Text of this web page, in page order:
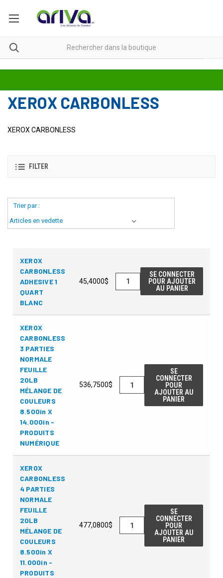
XEROX CARBONLESS
XEROX CARBONLESS
FILTER
Trier par :
XEROX
CARBONLESS
ADHESIVE 1
QUART
BLANC
45,4000$
SE CONNECTER
POUR AJOUTER
AU PANIER
XEROX
CARBONLESS
3 PARTIES
NORMALE
FEUILLE
20LB
MÉLANGE DE
COULEURS
8.500in X
14.000in -
PRODUITS
NUMÉRIQUE
536,7500$
SE
CONNECTER
POUR
AJOUTER AU
PANIER
XEROX
CARBONLESS
4 PARTIES
NORMALE
FEUILLE
20LB
MÉLANGE DE
COULEURS
8.500in X
11.000in -
PRODUITS
477,0800$
SE
CONNECTER
POUR
AJOUTER AU
PANIER